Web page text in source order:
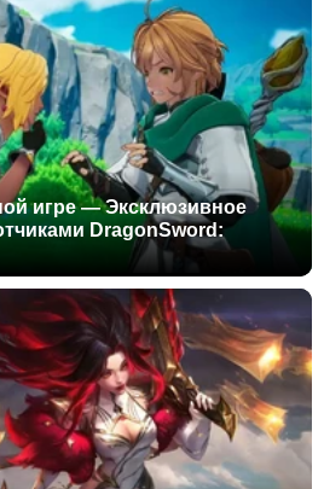
игре — Эксклюзивное
DragonSword: